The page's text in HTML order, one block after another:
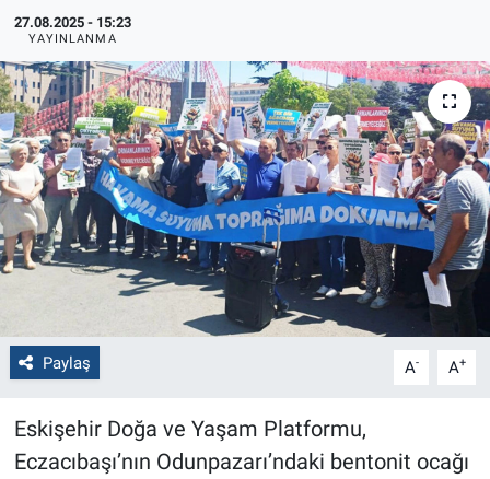
27.08.2025 - 15:23
YAYINLANMA
Paylaş A- A+
Eskişehir Doğa ve Yaşam Platformu,
Eczacıbaşı’nın Odunpazarı’ndaki bentonit ocağı
Alış-Veriş/İş dünyası
Kültür Sanat
Politika
Bilecik
Kütahya
Gezi
Çevre
Magazin